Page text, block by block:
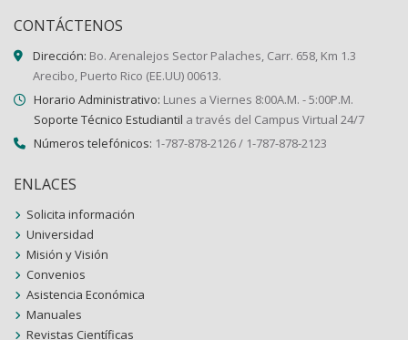
CONTÁCTENOS
Dirección: Bo. Arenalejos Sector Palaches, Carr. 658, Km 1.3
Arecibo, Puerto Rico (EE.UU) 00613.
Horario Administrativo: Lunes a Viernes 8:00A.M. - 5:00P.M.
Soporte Técnico Estudiantil a través del Campus Virtual 24/7
Números telefónicos: 1-787-878-2126 / 1-787-878-2123
ENLACES
Solicita información
Universidad
Misión y Visión
Convenios
Asistencia Económica
Manuales
Revistas Científicas